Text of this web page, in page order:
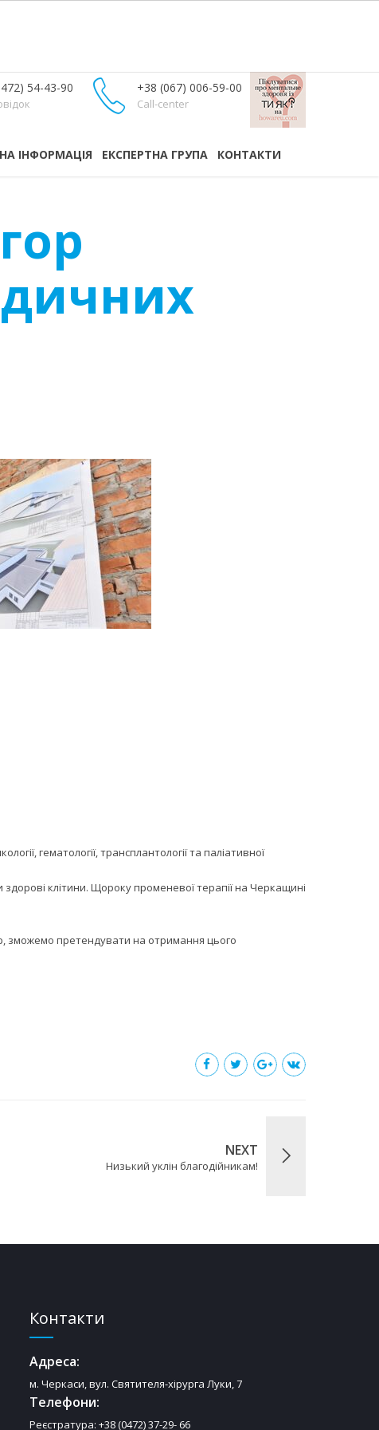
54-43-90 +38 (067) 006-59-00
Call-center
ІНФОРМАЦІЯ ЕКСПЕРТНА ГРУПА КОНТАКТИ
гематології, трансплантології та паліативної
клітини. Щороку променевої терапії на Черкащині
зможемо претендувати на отримання цього
NEXT
Низький уклін благодійникам!
Контакти
Адреса:
м. Черкаси, вул. Святителя-хірурга Луки, 7
Телефони:
Реєстратура: +38 (0472) 37-29- 66